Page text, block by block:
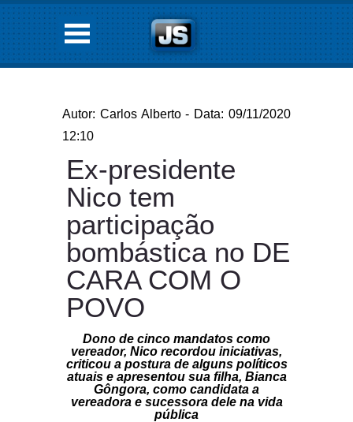
Autor: Carlos Alberto - Data: 09/11/2020
12:10
Ex-presidente
Nico tem
participação
bombástica no DE
CARA COM O
POVO
Dono de cinco mandatos como
vereador, Nico recordou iniciativas,
criticou a postura de alguns políticos
atuais e apresentou sua filha, Bianca
Gôngora, como candidata a
vereadora e sucessora dele na vida
pública